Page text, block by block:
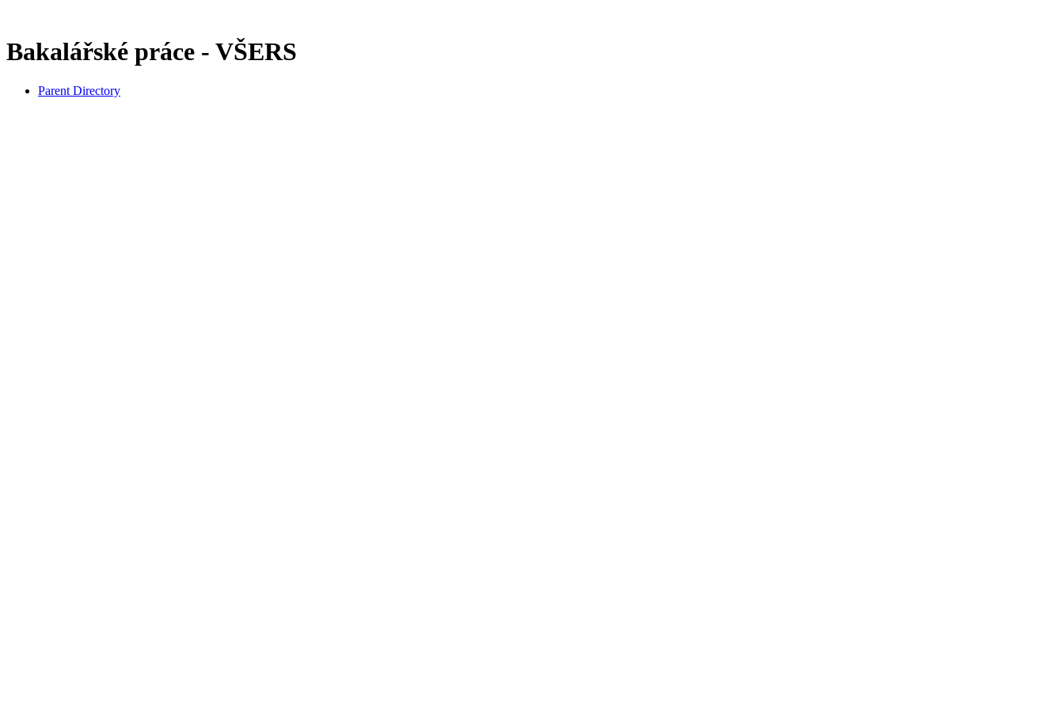
Bakalářské práce - VŠERS
Parent Directory